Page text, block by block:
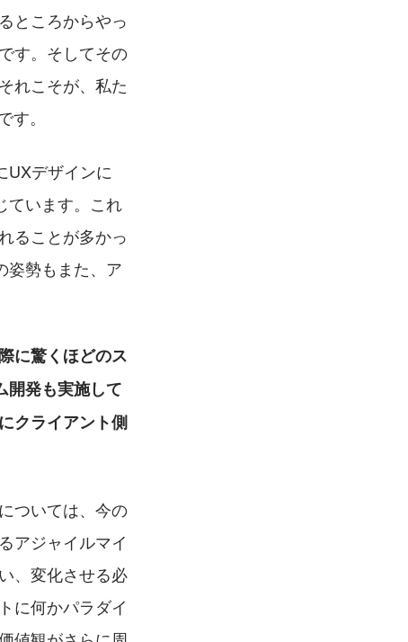
ところからやっ
す。そしてその
れこそが、私た
。
UXデザインに
ています。これ
ることが多かっ
姿勢もまた、ア
に驚くほどのス
開発も実施して
クライアント側
ついては、今の
アジャイルマイ
、変化させる必
に何かパラダイ